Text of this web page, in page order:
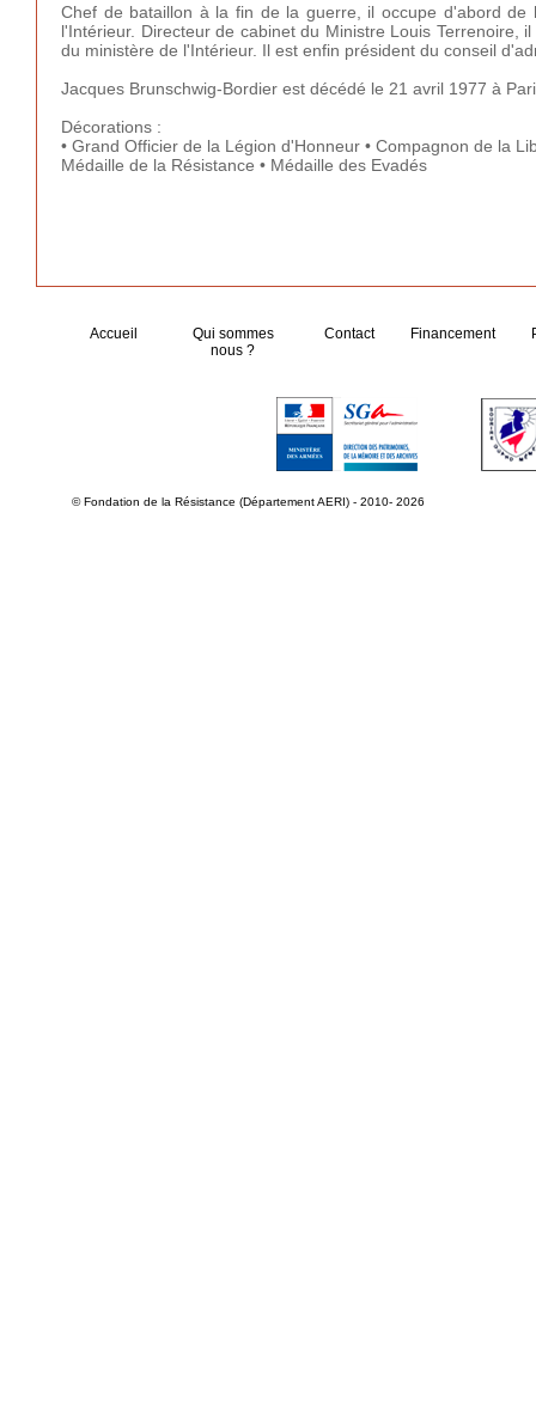
Chef de bataillon à la fin de la guerre, il occupe d'abord de
l'Intérieur. Directeur de cabinet du Ministre Louis Terrenoire,
du ministère de l'Intérieur. Il est enfin président du conseil
Jacques Brunschwig-Bordier est décédé le 21 avril 1977 à
Décorations :
• Grand Officier de la Légion d'Honneur • Compagnon de la
Médaille de la Résistance • Médaille des Evadés
Accueil
Qui sommes
nous ?
Contact Financement
© Fondation de la Résistance (Département AERI) - 2010- 2026